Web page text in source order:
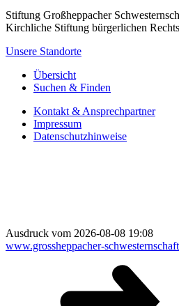
Stiftung Großheppacher
Kirchliche Stiftung bürgerlichen Rechts
Unsere Standorte
Übersicht
Suchen & Finden
Kontakt & Ansprechpartner
Impressum
Datenschutzhinweise
Ausdruck vom 2026-08-08 19:08
www.grossheppacher-